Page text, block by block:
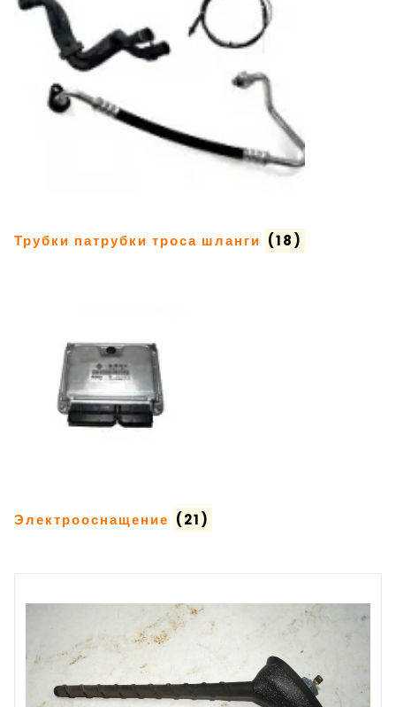
Трубки патрубки троса шланги (18)
Электрооснащение (21)